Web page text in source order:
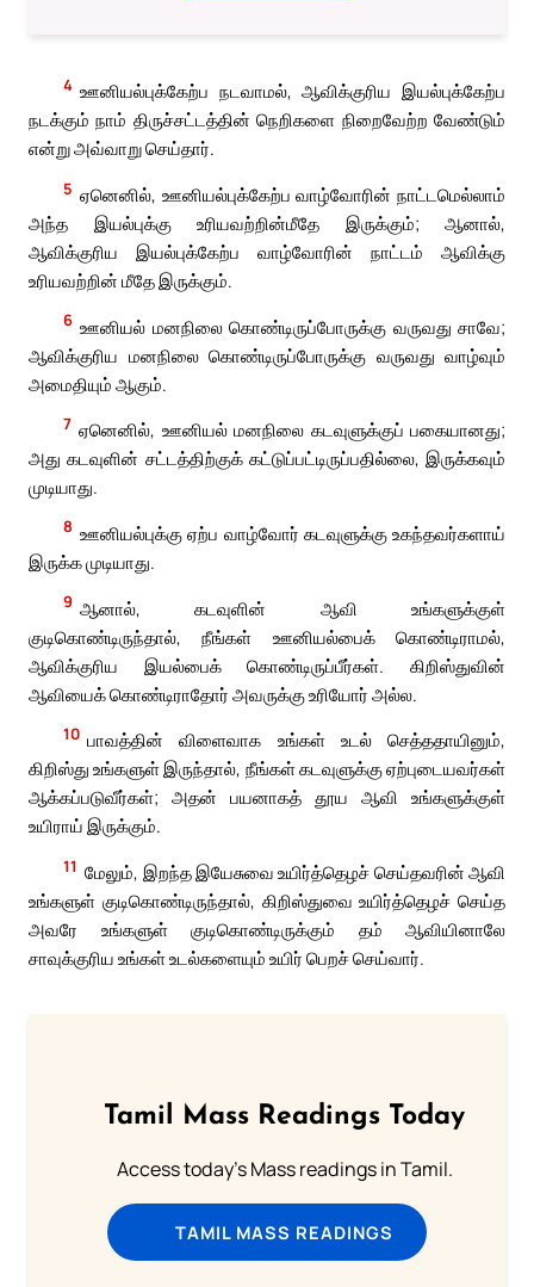
4 ஊனியல்புக்கேற்ப நடவாமல், ஆவிக்குரிய இயல்புக்கேற்ப
நடக்கும் நாம் திருச்சட்டத்தின் நெறிகளை நிறைவேற்ற வேண்டும்
என்று அவ்வாறு செய்தார்.
5 ஏனெனில், ஊனியல்புக்கேற்ப வாழ்வோரின் நாட்டமெல்லாம்
அந்த இயல்புக்கு உரியவற்றின்மீதே இருக்கும்; ஆனால்,
ஆவிக்குரிய இயல்புக்கேற்ப வாழ்வோரின் நாட்டம் ஆவிக்கு
உரியவற்றின் மீதே இருக்கும்.
6 ஊனியல் மனநிலை கொண்டிருப்போருக்கு வருவது சாவே;
ஆவிக்குரிய மனநிலை கொண்டிருப்போருக்கு வருவது வாழ்வும்
அமைதியும் ஆகும்.
7 ஏனெனில், ஊனியல் மனநிலை கடவுளுக்குப் பகையானது;
அது கடவுளின் சட்டத்திற்குக் கட்டுப்பட்டிருப்பதில்லை, இருக்கவும்
முடியாது.
8 ஊனியல்புக்கு ஏற்ப வாழ்வோர் கடவுளுக்கு உகந்தவர்களாய்
இருக்க முடியாது.
9 ஆனால், கடவுளின் ஆவி உங்களுக்குள்
குடிகொண்டிருந்தால், நீங்கள் ஊனியல்பைக் கொண்டிராமல்,
ஆவிக்குரிய இயல்பைக் கொண்டிருப்பீர்கள். கிறிஸ்துவின்
ஆவியைக் கொண்டிராதோர் அவருக்கு உரியோர் அல்ல.
10 பாவத்தின் விளைவாக உங்கள் உடல் செத்ததாயினும்,
கிறிஸ்து உங்களுள் இருந்தால், நீங்கள் கடவுளுக்கு ஏற்புடையவர்கள்
ஆக்கப்படுவீர்கள்; அதன் பயனாகத் தூய ஆவி உங்களுக்குள்
உயிராய் இருக்கும்.
11 மேலும், இறந்த இயேசுவை உயிர்த்தெழச் செய்தவரின் ஆவி
உங்களுள் குடிகொண்டிருந்தால், கிறிஸ்துவை உயிர்த்தெழச் செய்த
அவரே உங்களுள் குடிகொண்டிருக்கும் தம் ஆவியினாலே
சாவுக்குரிய உங்கள் உடல்களையும் உயிர் பெறச் செய்வார்.
Tamil Mass Readings Today
Access today's Mass readings in Tamil.
TAMIL MASS READINGS